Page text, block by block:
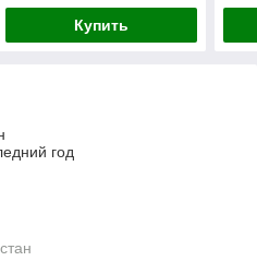
Купить
год